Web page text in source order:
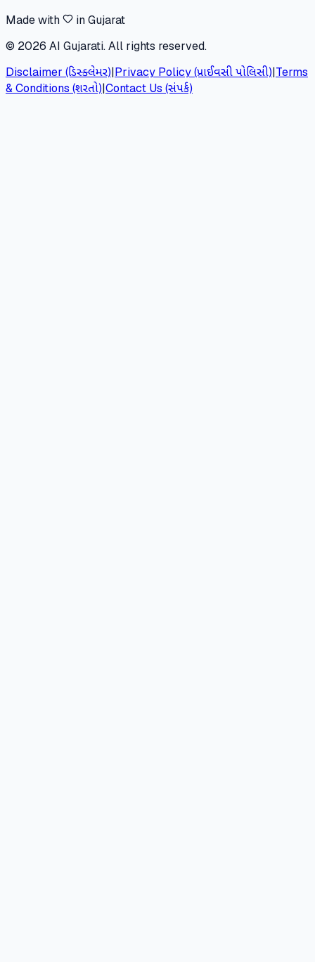
Made with
in Gujarat
© 2026 AI Gujarati. All rights reserved.
Disclaimer (ડિસ્ક્લેમર)|Privacy Policy (પ્રાઈવસી પોલિસી)|Terms
& Conditions (શરતો)|Contact Us (સંપર્ક)